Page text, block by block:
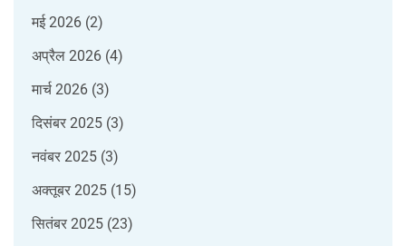
मई 2026 (2)
अप्रैल 2026 (4)
मार्च 2026 (3)
दिसंबर 2025 (3)
नवंबर 2025 (3)
अक्तूबर 2025 (15)
सितंबर 2025 (23)